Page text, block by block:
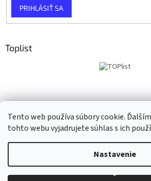
Tento web používa súbory cookie.
tohto webu vyjadrujete súhlas s ich
Nastavenie
PRIHLÁSIŤ SA
Toplist
Copyright 2026Taho Music. Všetky